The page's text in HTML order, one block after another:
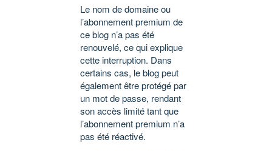
Le nom de domaine ou
l’abonnement premium de
ce blog n’a pas été
renouvelé, ce qui explique
cette interruption. Dans
certains cas, le blog peut
également être protégé par
un mot de passe, rendant
son accès limité tant que
l’abonnement premium n’a
pas été réactivé.